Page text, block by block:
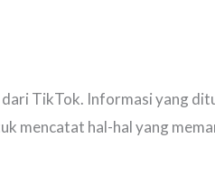
TikTok. Informasi yang
mencatat hal-hal yang